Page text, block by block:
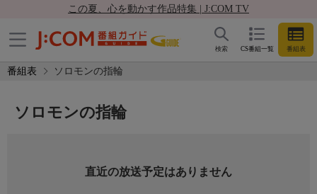
この夏、心を動かす作品特集 | J:COM TV
CS番組一覧 番組表
検索
番組表 ソロモンの指輪
ソロモンの指輪
直近の放送予定はありません